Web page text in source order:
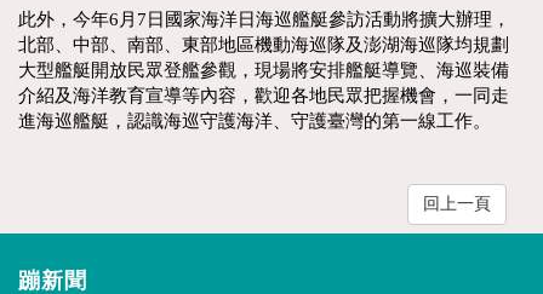
此外，今年6月7日國家海洋日海巡艦艇參訪活動將擴大辦理，
北部、中部、南部、東部地區機動海巡隊及澎湖海巡隊均規劃
大型艦艇開放民眾登艦參觀，現場將安排艦艇導覽、海巡裝備
介紹及海洋教育宣導等內容，歡迎各地民眾把握機會，一同走
進海巡艦艇，認識海巡守護海洋、守護臺灣的第一線工作。
回上一頁
蹦新聞